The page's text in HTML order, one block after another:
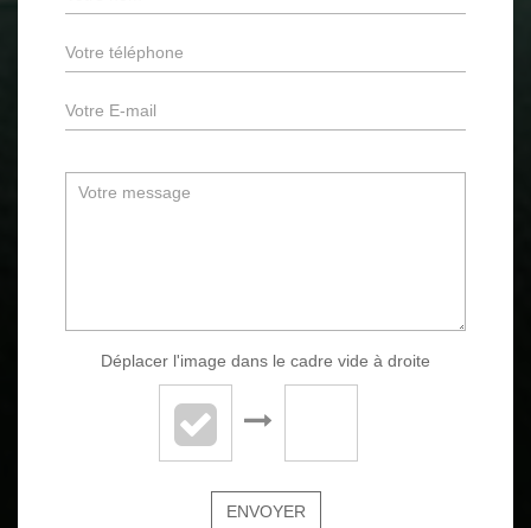
Déplacer l'image dans le cadre vide à droite
ENVOYER